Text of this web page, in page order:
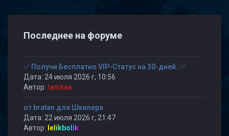
Последнее на форуме
✅ Получи Бесплатно VIP-Статус на 30-дней. ✅
Дата: 24 июля 2026 г, 10:56
Автор: lamkaa
от bratan для Шкипера
Дата: 22 июля 2026 г, 21:47
Автор: lelikbolik